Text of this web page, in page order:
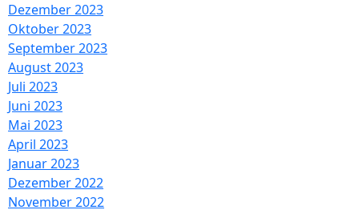
Dezember 2023
Oktober 2023
September 2023
August 2023
Juli 2023
Juni 2023
Mai 2023
April 2023
Januar 2023
Dezember 2022
November 2022